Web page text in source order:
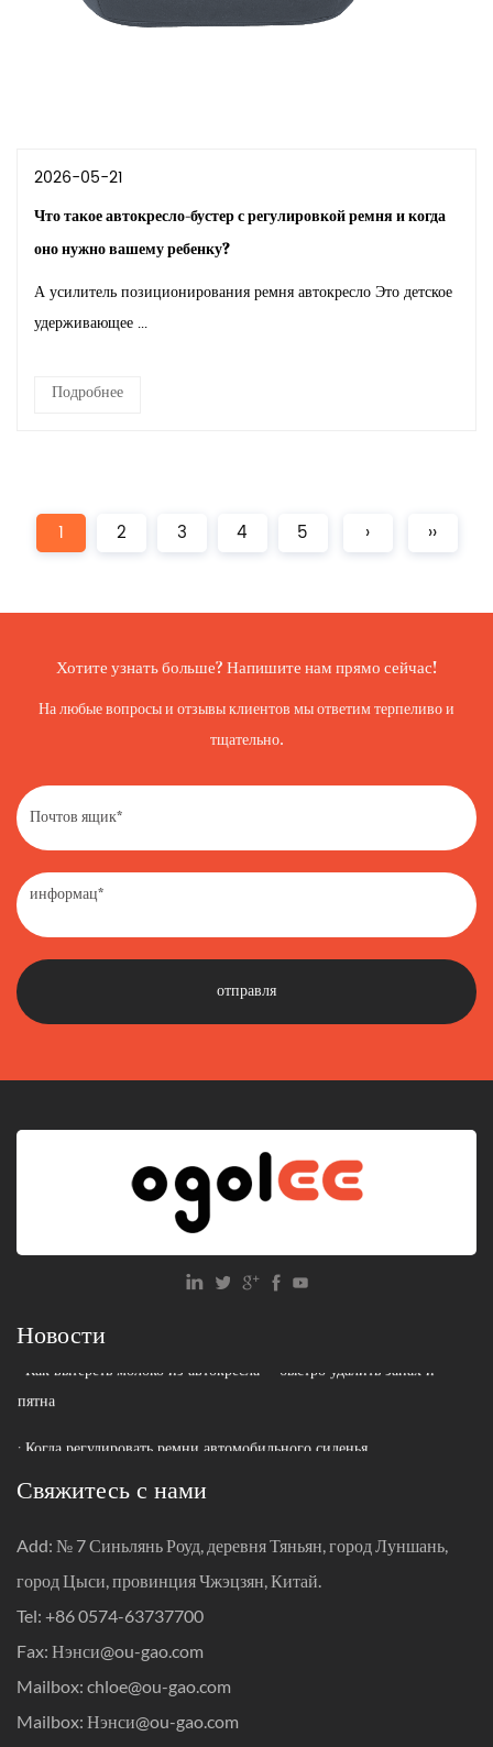
2026-05-21
Что такое автокресло-бустер с регулировкой ремня и когда
оно нужно вашему ребенку?
А усилитель позиционирования ремня автокресло Это детское
удерживающее ...
Подробнее
1 2 3 4 5 › ››
Хотите узнать больше? Напишите нам прямо сейчас!
На любые вопросы и отзывы клиентов мы ответим терпеливо и
тщательно.
Новости
· Как избавиться от старых автокресел: сдать на переработку,
пожертвовать или выбросить?
· Каков предел веса детского автокресла?
· Программы переработки автокресел: как утилизировать сиденья
· Как путешествовать с автокреслом: полное руководство по
· Как избавиться от старых автокресел: сдать на переработку,
пожертвовать или выбросить?
· Программы переработки автокресел: как утилизировать сиденья
с истекшим сроком годности
Свяжитесь с нами
Add: № 7 Синьлянь Роуд, деревня Тяньян, город Луншань,
город Цыси, провинция Чжэцзян, Китай.
Tel: +86 0574-63737700
Fax: Нэнси@ou-gao.com
Mailbox: chloe@ou-gao.com
Mailbox: Нэнси@ou-gao.com